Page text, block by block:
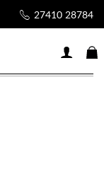
27410 28784